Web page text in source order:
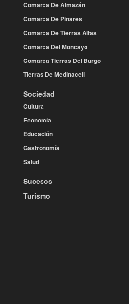
Comarca De Almazán
Comarca De Pinares
Comarca De Tierras Altas
Comarca Del Moncayo
Comarca Tierras Del Burgo
Tierras De Medinaceli
Sociedad
Cultura
Economía
Educación
Gastronomía
Salud
Sucesos
Turismo